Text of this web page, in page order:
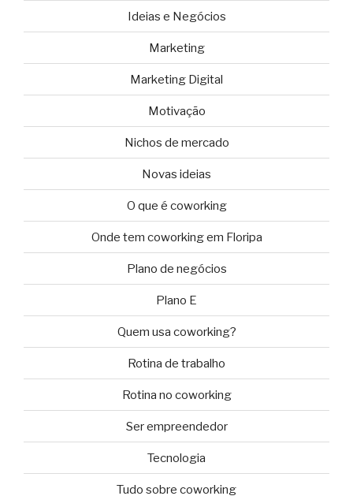
Ideias e Negócios
Marketing
Marketing Digital
Motivação
Nichos de mercado
Novas ideias
O que é coworking
Onde tem coworking em Floripa
Plano de negócios
Plano E
Quem usa coworking?
Rotina de trabalho
Rotina no coworking
Ser empreendedor
Tecnologia
Tudo sobre coworking